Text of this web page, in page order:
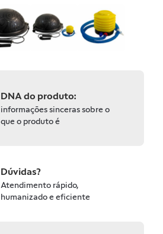
DNA do produto:
informações sinceras sobre o
que o produto é
Dúvidas?
Atendimento rápido,
humanizado e eficiente